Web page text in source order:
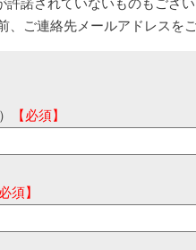
許諾されていないものもござ
、ご連絡先メールアドレスを
【必須】
須】